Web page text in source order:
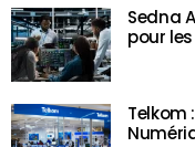
Sedna
pour
Telkom